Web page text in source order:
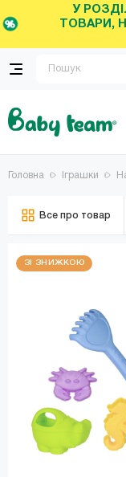
У
ТОВАРИ,
Головна Іграшки
Все про товар
ЗІ ЗНИЖКОЮ